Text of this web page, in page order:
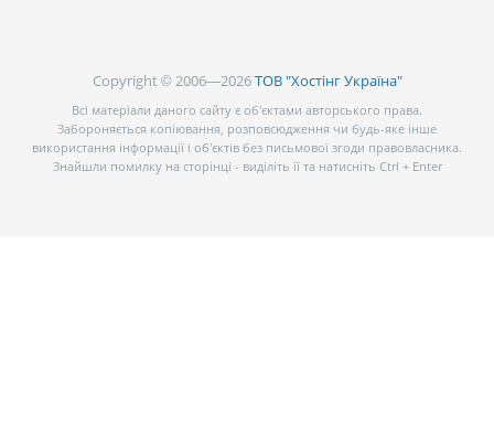
Copyright © 2006—2026ТОВ "Хостінг Україна"
Всі матеріали даного сайту є об’єктами авторського права.
Забороняється копіювання, розповсюдження чи будь-яке інше
використання інформації і об’єктів без письмової згоди правовласника.
Знайшли помилку на сторінці - виділіть її та натисніть Ctrl + Enter